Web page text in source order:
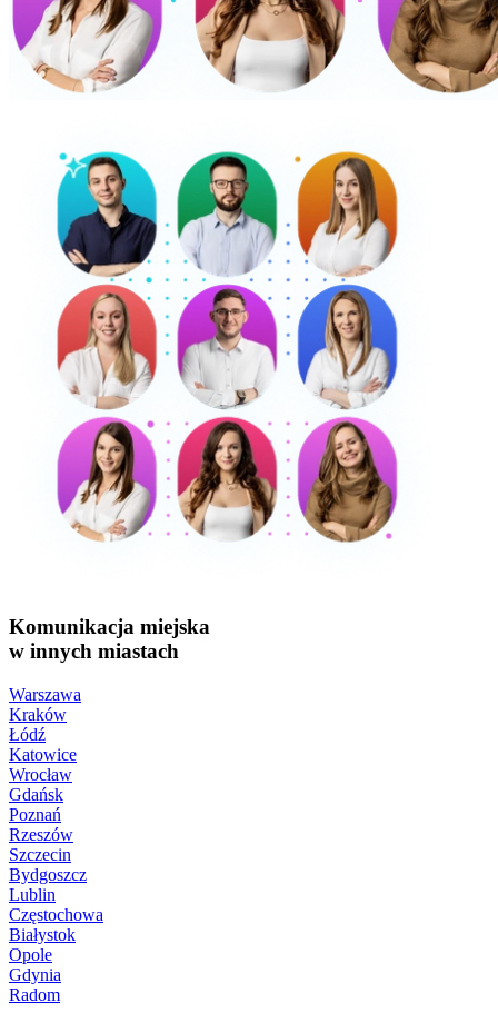
Komunikacja miejska
w innych miastach
Warszawa
Kraków
Łódź
Katowice
Wrocław
Gdańsk
Poznań
Rzeszów
Szczecin
Bydgoszcz
Lublin
Częstochowa
Białystok
Opole
Gdynia
Radom